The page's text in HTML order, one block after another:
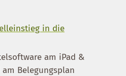
in die
am iPad &
Belegungsplan